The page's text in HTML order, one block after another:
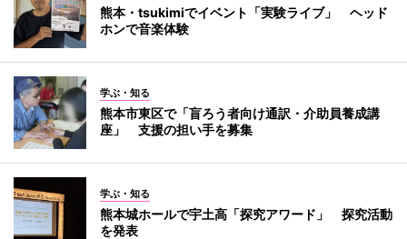
熊本・tsukimiでイベント「実験ライブ」 ヘッド
ホンで音楽体験
学ぶ・知る
熊本市東区で「盲ろう者向け通訳・介助員養成講
座」 支援の担い手を募集
学ぶ・知る
熊本城ホールで宇土高「探究アワード」 探究活動
を発表